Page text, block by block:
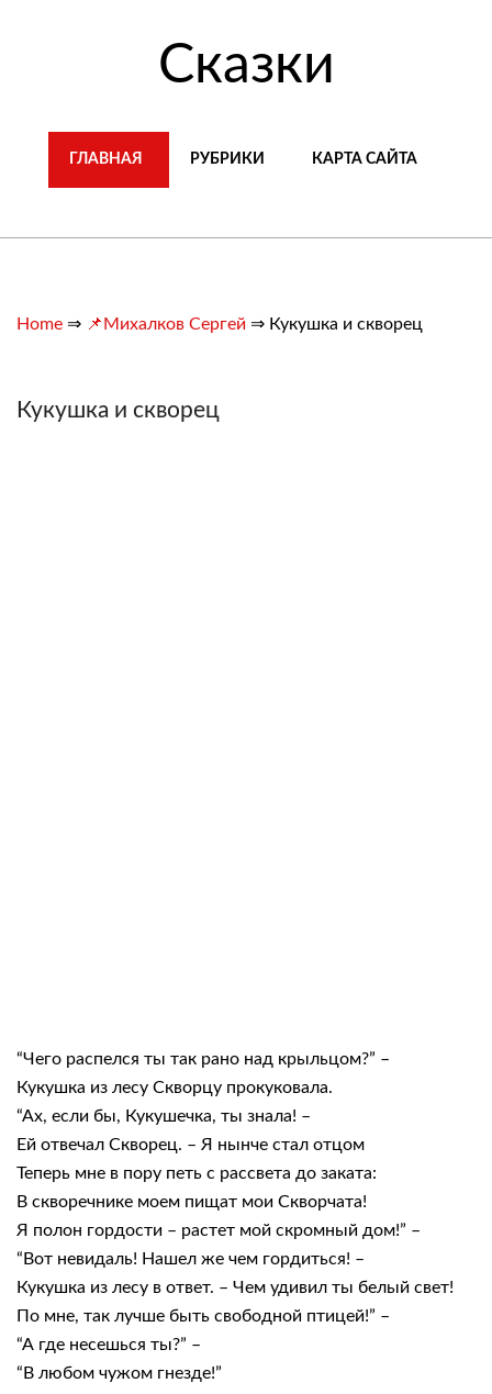
Сказки
ГЛАВНАЯ РУБРИКИ КАРТА САЙТА
Home ⇒ 📌Михалков Сергей ⇒ Кукушка и скворец
Кукушка и скворец
“Чего распелся ты так рано над крыльцом?” –
Кукушка из лесу Скворцу прокуковала.
“Ах, если бы, Кукушечка, ты знала! –
Ей отвечал Скворец. – Я нынче стал отцом
Теперь мне в пору петь с рассвета до заката:
В скворечнике моем пищат мои Скворчата!
Я полон гордости – растет мой скромный дом!” –
“Вот невидаль! Нашел же чем гордиться! –
Кукушка из лесу в ответ. – Чем удивил ты белый свет!
По мне, так лучше быть свободной птицей!” –
“А где несешься ты?” –
“В любом чужом гнезде!”